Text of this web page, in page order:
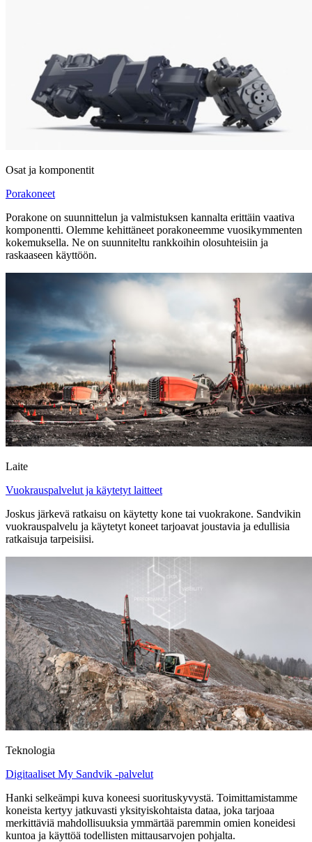
Osat ja komponentit
Porakoneet
Porakone on suunnittelun ja valmistuksen kannalta erittäin vaativa
komponentti. Olemme kehittäneet porakoneemme vuosikymmenten
kokemuksella. Ne on suunniteltu rankkoihin olosuhteisiin ja
raskaaseen käyttöön.
Laite
Vuokrauspalvelut ja käytetyt laitteet
Joskus järkevä ratkaisu on käytetty kone tai vuokrakone. Sandvikin
vuokrauspalvelu ja käytetyt koneet tarjoavat joustavia ja edullisia
ratkaisuja tarpeisiisi.
Teknologia
Digitaaliset My Sandvik -palvelut
Hanki selkeämpi kuva koneesi suorituskyvystä. Toimittamistamme
koneista kertyy jatkuvasti yksityiskohtaista dataa, joka tarjoaa
merkittäviä mahdollisuuksia ymmärtää paremmin omien koneidesi
kuntoa ja käyttöä todellisten mittausarvojen pohjalta.